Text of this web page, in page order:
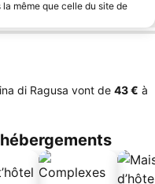
même que celle du site de
di Ragusa vont de ‎43 € à